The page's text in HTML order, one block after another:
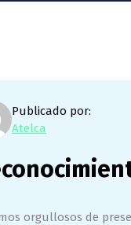
Publicado por:
Atelca
orgullosos de